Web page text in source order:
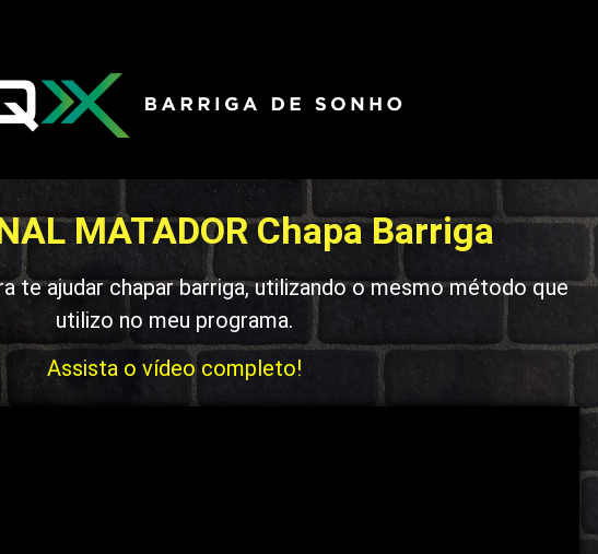
MATADOR Chapa Barriga
te ajudar chapar barriga, utilizando o mesmo método que
utilizo no meu programa.
Assista o vídeo completo!